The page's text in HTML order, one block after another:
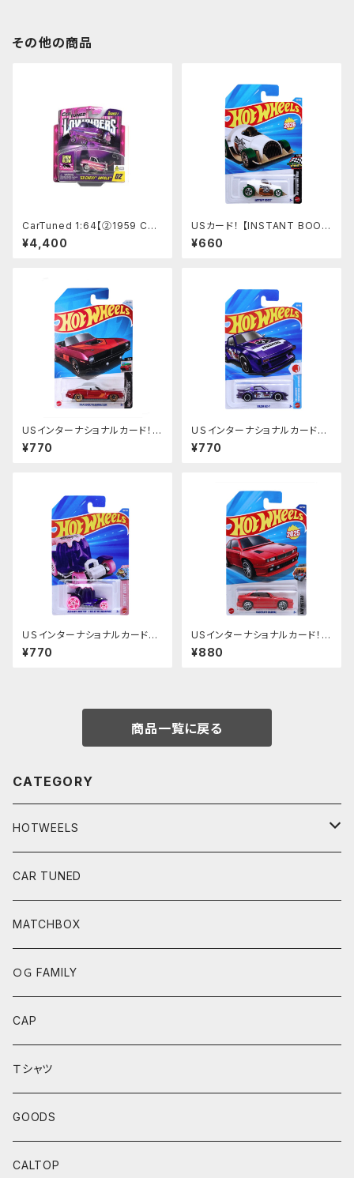
その他の商品
CarTuned 1:64【②1959 Che
vy Impala (Pink)】 Lowrider
s SHOW GLOW Series 1 カ
¥4,400
USカード！ 【INSTANT BOOS
T】
¥660
USインターナショナルカード！
【’70 PLYMOUTH BARRACU
DA】レッド ’70 プリマス バラク
¥770
ＵＳインターナショナルカード！ 【
MAZDA RX-7】
¥770
ＵＳインターナショナルカード
【DESSERT DRIFTER/CELEE
DE DERAPAGE】デザートドリフ
¥770
USインターナショナルカード！
【MASERATI SHAMAL】レッ
ド マセラティ
¥880
商品一覧に戻る
CATEGORY
HOTWEELS
BASIC
FAST&FURIOUS
CAR CULTURE
POP CULTURE
BOULEVARD SERIES
ANNIVERSARY SERIES
THEME AUTOMOTIVE
CAR TUNED
MATCHBOX
ＯＧ FAMILY
CAP
Ｔシャツ
GOODS
CALTOP